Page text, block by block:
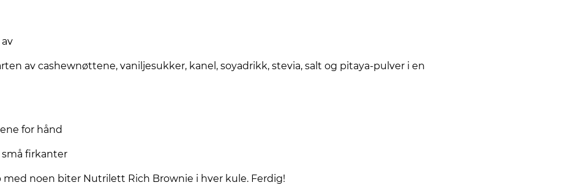
av cashewnøttene, vaniljesukker, kanel, soyadrikk, stevia, salt og pitaya-pulver i en
for hånd
firkanter
noen biter Nutrilett Rich Brownie i hver kule. Ferdig!